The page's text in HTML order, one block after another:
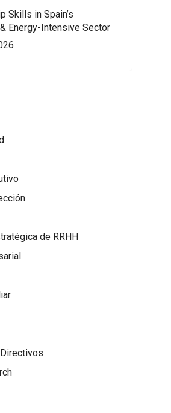
Skills in Spain’s
Energy-Intensive Sector
de RRHH